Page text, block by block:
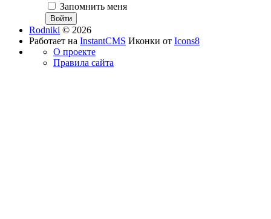
Запомнить меня
Rodniki © 2026
Работает на InstantCMS Иконки от Icons8
О проекте
Правила сайта